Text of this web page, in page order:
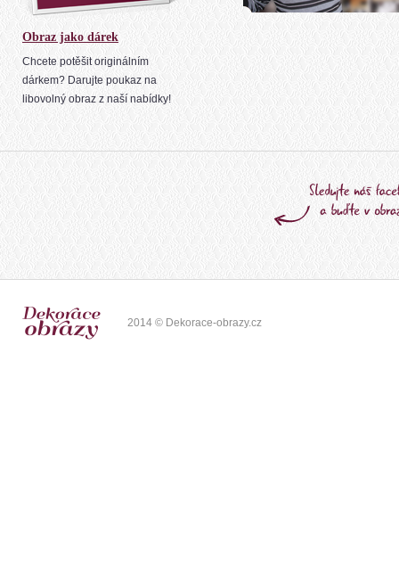
Obraz jako dárek
Chcete potěšit originálním
dárkem? Darujte poukaz na
libovolný obraz z naší nabídky!
2014 © Dekorace-obrazy.cz